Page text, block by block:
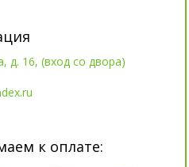
д. 16, (вход со двора)
к оплате: